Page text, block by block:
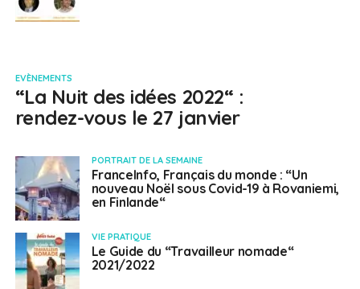
EVÈNEMENTS
“La Nuit des idées 2022“ :
rendez-vous le 27 janvier
PORTRAIT DE LA SEMAINE
FranceInfo, Français du monde : “Un
nouveau Noël sous Covid-19 à Rovaniemi,
en Finlande“
VIE PRATIQUE
Le Guide du “Travailleur nomade“
2021/2022